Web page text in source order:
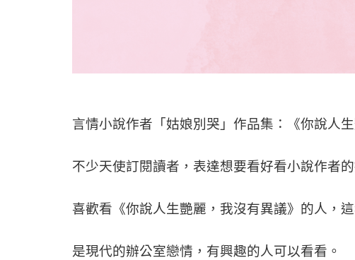
言情小說作者「姑娘別哭」作品集：《你說人
不少天使訂閱讀者，表達想要看好看小說作者
喜歡看《你說人生艷麗，我沒有異議》的人，
是現代的辦公室戀情，有興趣的人可以看看。